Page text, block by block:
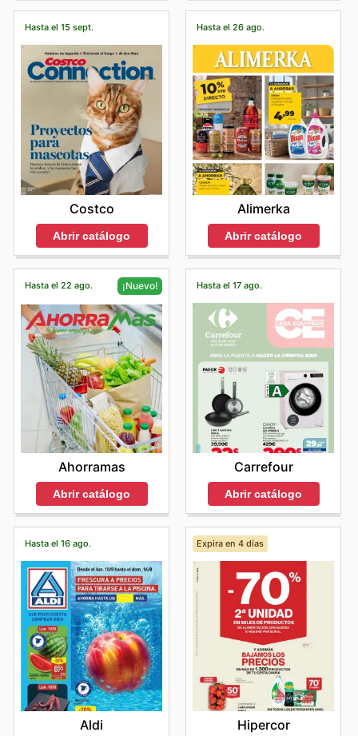
Hasta el 15 sept.
Costco
Abrir catálogo
Hasta el 26 ago.
Alimerka
Abrir catálogo
Hasta el 22 ago. ¡Nuevo!
Ahorramas
Abrir catálogo
Hasta el 17 ago.
Carrefour
Abrir catálogo
Hasta el 16 ago.
Aldi
Expira en 4 días
Hipercor